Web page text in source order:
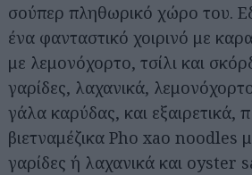
σούπερ πληθωρικό χώρο του.
ένα φανταστικό χοιρινό με
με λεμονόχορτο, τσίλι και
γαρίδες, λαχανικά,
γάλα καρύδας, και εξαιρετικά,
βιετναμέζικα Pho xao noodles
γαρίδες ή λαχανικά και oyster